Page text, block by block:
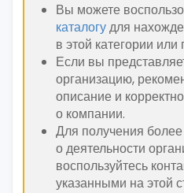
Вы можете
каталогудля
в этой категории или
Если вы
организацию,
описание и
о компании.
Для получения
о деятельности
воспользуйтесь
указанными на этой